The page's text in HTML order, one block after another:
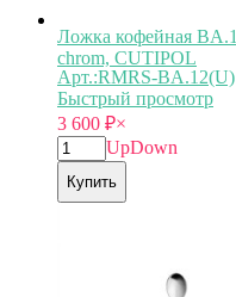
Ложка кофейная
chrom, CUTIPOL
Арт.:RMRS-BA.12(U)
Быстрый просмотр
3 600 ₽×
UpDown
Купить